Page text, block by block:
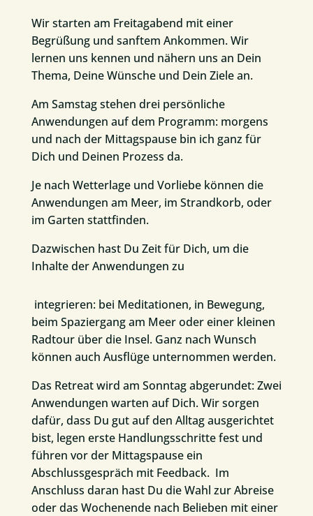
Wir starten am Freitagabend mit einer
Begrüßung und sanftem Ankommen. Wir
lernen uns kennen und nähern uns an Dein
Thema, Deine Wünsche und Dein Ziele an.
Am Samstag stehen drei persönliche
Anwendungen auf dem Programm: morgens
und nach der Mittagspause bin ich ganz für
Dich und Deinen Prozess da.
Je nach Wetterlage und Vorliebe können die
Anwendungen am Meer, im Strandkorb, oder
im Garten stattfinden.
Dazwischen hast Du Zeit für Dich, um die
Inhalte der Anwendungen zu
integrieren: bei Meditationen, in Bewegung,
beim Spaziergang am Meer oder einer kleinen
Radtour über die Insel. Ganz nach Wunsch
können auch Ausflüge unternommen werden.
Das Retreat wird am Sonntag abgerundet: Zwei
Anwendungen warten auf Dich. Wir sorgen
dafür, dass Du gut auf den Alltag ausgerichtet
bist, legen erste Handlungsschritte fest und
führen vor der Mittagspause ein
Abschlussgespräch mit Feedback. Im
Anschluss daran hast Du die Wahl zur Abreise
oder das Wochenende nach Belieben mit einer